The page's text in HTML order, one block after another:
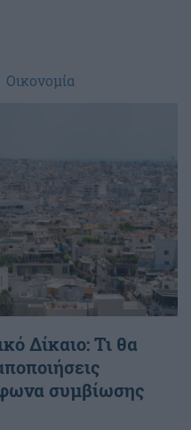
Οικονομία
Δίκαιο: Τι θα
συμβίωσης